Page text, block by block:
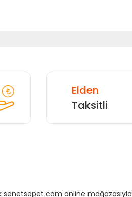
Elden
Taksitli
senetsepet.com online